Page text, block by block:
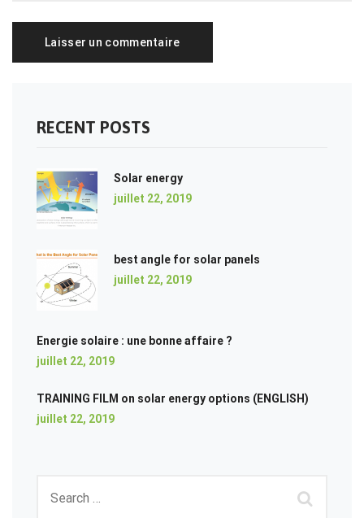
RECENT POSTS
Solar energy
juillet 22, 2019
best angle for solar panels
juillet 22, 2019
Energie solaire : une bonne affaire ?
juillet 22, 2019
TRAINING FILM on solar energy options (ENGLISH)
juillet 22, 2019